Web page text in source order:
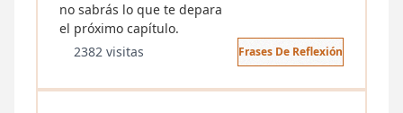
no sabrás lo que te depara
el próximo capítulo.
2382 visitas
Frases De Reflexión